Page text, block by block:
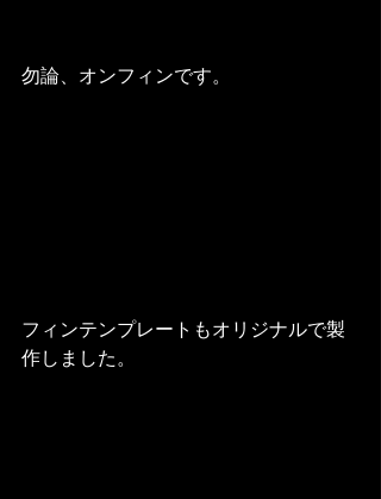
勿論、オンフィンです。
フィンテンプレートもオリジナルで製
作しました。